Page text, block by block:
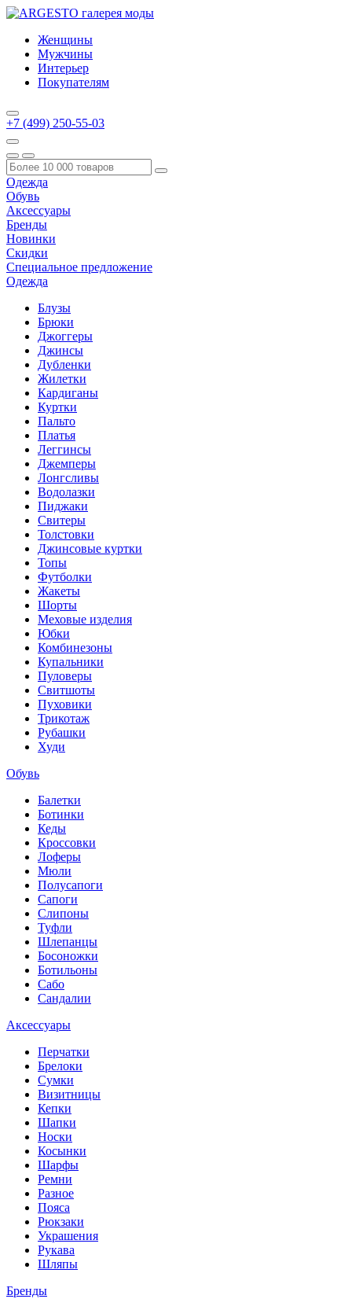
Женщины
Мужчины
Интерьер
Покупателям
+7 (499) 250-55-03
Одежда
Обувь
Аксессуары
Бренды
Новинки
Скидки
Специальное предложение
Одежда
Блузы
Брюки
Джоггеры
Джинсы
Дубленки
Жилетки
Кардиганы
Куртки
Пальто
Платья
Леггинсы
Джемперы
Лонгсливы
Водолазки
Пиджаки
Свитеры
Толстовки
Джинсовые куртки
Топы
Футболки
Жакеты
Шорты
Меховые изделия
Юбки
Комбинезоны
Купальники
Пуловеры
Свитшоты
Пуховики
Трикотаж
Рубашки
Худи
Обувь
Балетки
Ботинки
Кеды
Кроссовки
Лоферы
Мюли
Полусапоги
Сапоги
Слипоны
Туфли
Шлепанцы
Босоножки
Ботильоны
Сабо
Сандалии
Аксессуары
Перчатки
Брелоки
Сумки
Визитницы
Кепки
Шапки
Носки
Косынки
Шарфы
Ремни
Разное
Пояса
Рюкзаки
Украшения
Рукава
Шляпы
Бренды